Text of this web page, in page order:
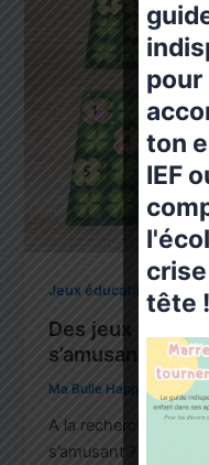
Jeux éducatifs -
Des jeux pour
s’amusant
Ma Bulle Happy Family
A la recherche de
s’amusant ? Rendre
pour
ton
IEF
tête !